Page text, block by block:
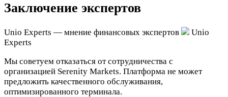
Заключение экспертов
Unio Experts — мнение финансовых экспертов
Unio
Experts
Мы советуем отказаться от сотрудничества с
организацией Serenity Markets. Платформа не может
предложить качественного обслуживания,
оптимизированного терминала.